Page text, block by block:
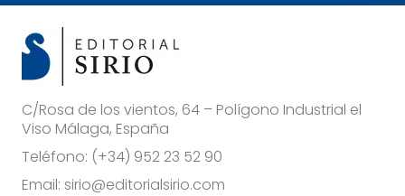
C/Rosa de los vientos, 64 – Polígono Industrial el
Viso Málaga, España
Teléfono: (+34) 952 23 52 90
Email: sirio@editorialsirio.com